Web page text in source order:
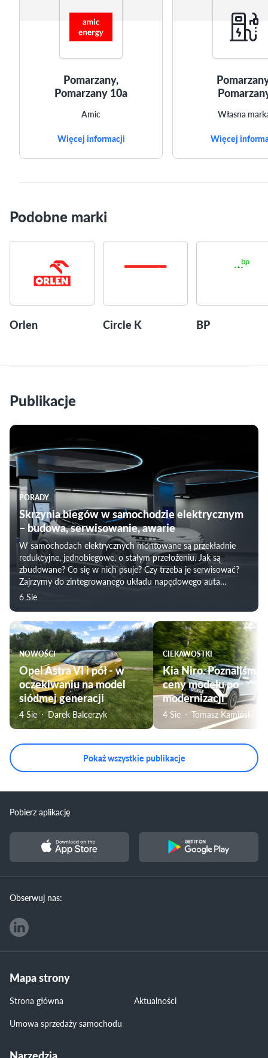
Pomarzany,
Pomarzany 10a
Amic
Więcej informacji
Własna
Więcej
Podobne marki
Orlen Circle K BP
Publikacje
PORADY
Skrzynia biegów w samochodzie elektrycznym
– budowa, serwisowanie, awarie
W samochodach elektrycznych montowane są przekładnie
redukcyjne, jednobiegowe, o stałym przełożeniu. Jak są
zbudowane? Co się w nich psuje? Czy trzeba je serwisować?
Zajrzymy do zintegrowanego układu napędowego auta
elektrycznego i prześwietlimy „skrzynię biegów” w
6 Sie
NOWOŚCI
Opel Astra VI i pół - w
oczekiwaniu na model
siódmej generacji
4 Sie Darek Balcerzyk
CIEKAWOSTKI
Kia Niro. Poznaliśmy
ceny modelu po
modernizacji
4 Sie Tomasz Kamiński
Pokaż wszystkie publikacje
Pobierz aplikację
Obserwuj nas:
Mapa strony
Strona główna
Aktualności
Umowa sprzedaży samochodu